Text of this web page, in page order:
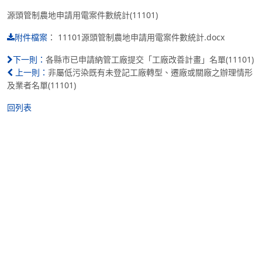
源頭管制農地申請用電案件數統計(11101)
附件檔案 ： 11101源頭管制農地申請用電案件數統計.docx
下一則： 各縣市已申請納管工廠提交「工廠改善計畫」名單(11101)
上一則： 非屬低污染既有未登記工廠轉型、遷廠或關廠之辦理情形
及業者名單(11101)
回列表